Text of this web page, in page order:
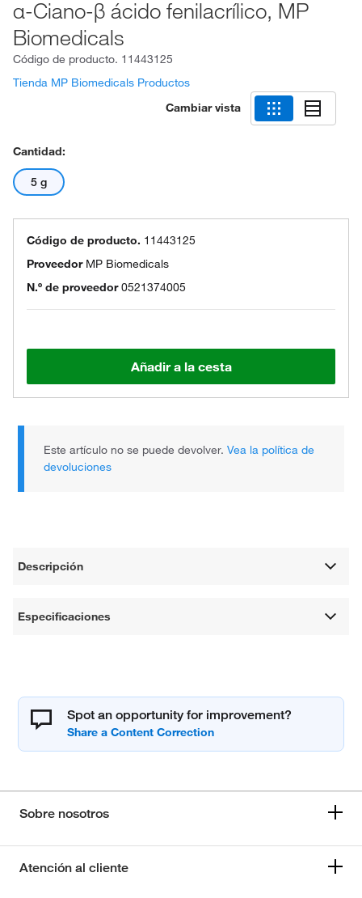
α-Ciano-β ácido fenilacrílico, MP
Biomedicals
Código de producto. 11443125
Tienda MP Biomedicals Productos
Cambiar vista
Cantidad:
5 g
Código de producto. 11443125
Proveedor MP Biomedicals
N.º de proveedor 0521374005
Añadir a la cesta
Este artículo no se puede devolver.Vea la política de
devoluciones
Descripción
Especificaciones
Spot an opportunity for improvement?
Sobre nosotros
Atención al cliente